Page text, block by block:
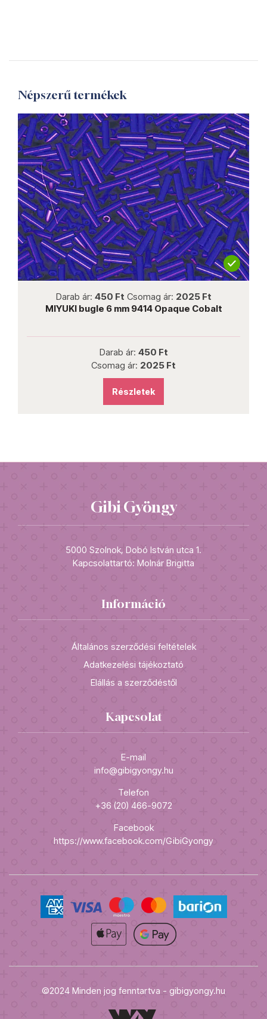
Népszerű termékek
Darab ár: 450 Ft Csomag ár: 2025 Ft
MIYUKI bugle 6 mm 9414 Opaque Cobalt
Darab ár: 450 Ft
Csomag ár: 2025 Ft
Részletek
Gibi Gyöngy
5000 Szolnok, Dobó István utca 1.
Kapcsolattartó: Molnár Brigitta
Információ
Általános szerződési feltételek
Adatkezelési tájékoztató
Elállás a szerződéstől
Kapcsolat
E-mail
info@gibigyongy.hu
Telefon
+36 (20) 466-9072
Facebook
https://www.facebook.com/GibiGyongy
©2024 Minden jog fenntartva - gibigyongy.hu